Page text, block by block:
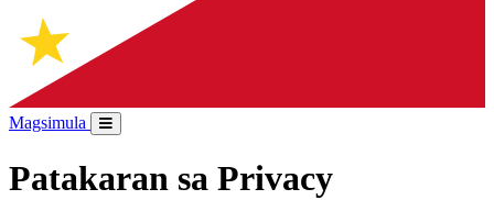
Magsimula
Patakaran sa Privacy